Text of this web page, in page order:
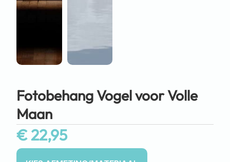
Fotobehang Vogel voor Volle
Maan
€22,95